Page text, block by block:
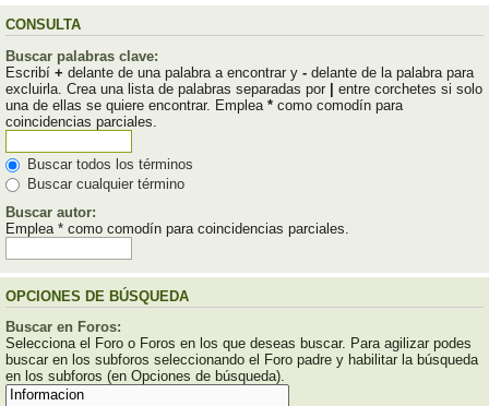
CONSULTA
Buscar palabras clave:
Escribí + delante de una palabra a encontrar y - delante de la palabra para
excluirla. Crea una lista de palabras separadas por | entre corchetes si solo
una de ellas se quiere encontrar. Emplea * como comodín para
coincidencias parciales.
Buscar todos los términos
Buscar cualquier término
Buscar autor:
Emplea * como comodín para coincidencias parciales.
OPCIONES DE BÚSQUEDA
Buscar en Foros:
Selecciona el Foro o Foros en los que deseas buscar. Para agilizar podes
buscar en los subforos seleccionando el Foro padre y habilitar la búsqueda
en los subforos (en Opciones de búsqueda).